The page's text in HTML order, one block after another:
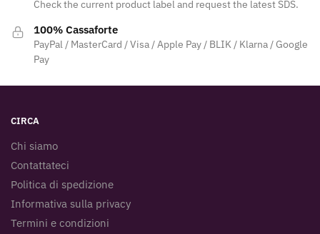
Check the current product label and request the latest SDS.
100% Cassaforte
PayPal / MasterCard / Visa / Apple Pay / BLIK / Klarna / Google
Pay
CIRCA
Chi siamo
Contattateci
Politica di spedizione
Informativa sulla privacy
Termini e condizioni